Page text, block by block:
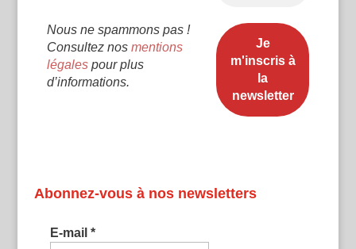
Nous ne spammons pas !
Consultez nos mentions
légalespour plus
d’informations.
Abonnez-vous à nos newsletters
E-mail *